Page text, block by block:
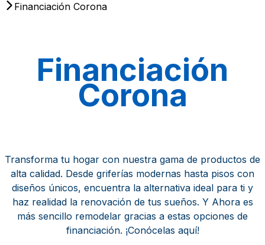
Financiación Corona
Financiación
Corona
Transforma tu hogar con nuestra gama de productos de
alta calidad. Desde griferías modernas hasta pisos con
diseños únicos, encuentra la alternativa ideal para ti y
haz realidad la renovación de tus sueños. Y Ahora es
más sencillo remodelar gracias a estas opciones de
financiación. ¡Conócelas aquí!